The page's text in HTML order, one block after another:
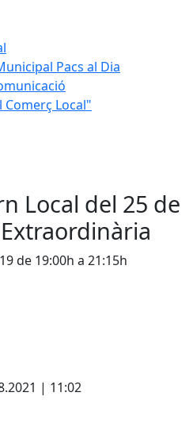
Pacs al Dia
Comerç Local"
Local del 25 de
de 19:00h a 21:15h
| 11:02